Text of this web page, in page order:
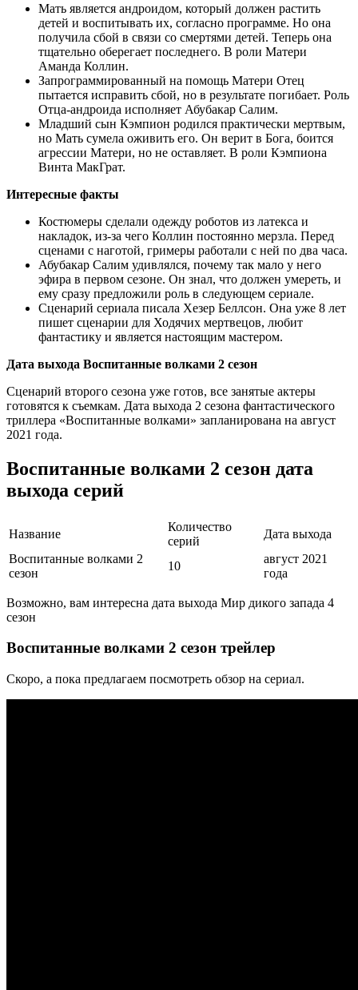
Мать является андроидом, который должен растить
детей и воспитывать их, согласно программе. Но она
получила сбой в связи со смертями детей. Теперь она
тщательно оберегает последнего. В роли Матери
Аманда Коллин.
Запрограммированный на помощь Матери Отец
пытается исправить сбой, но в результате погибает. Роль
Отца-андроида исполняет Абубакар Салим.
Младший сын Кэмпион родился практически мертвым,
но Мать сумела оживить его. Он верит в Бога, боится
агрессии Матери, но не оставляет. В роли Кэмпиона
Винта МакГрат.
Интересные факты
Костюмеры сделали одежду роботов из латекса и
накладок, из-за чего Коллин постоянно мерзла. Перед
сценами с наготой, гримеры работали с ней по два часа.
Абубакар Салим удивлялся, почему так мало у него
эфира в первом сезоне. Он знал, что должен умереть, и
ему сразу предложили роль в следующем сериале.
Сценарий сериала писала Хезер Беллсон. Она уже 8 лет
пишет сценарии для Ходячих мертвецов, любит
фантастику и является настоящим мастером.
Дата выхода Воспитанные волками 2 сезон
Сценарий второго сезона уже готов, все занятые актеры
готовятся к съемкам. Дата выхода 2 сезона фантастического
триллера «Воспитанные волками» запланирована на август
2021 года.
Воспитанные волками 2 сезон дата
выхода серий
Название
Количество
серий
Дата выхода
Воспитанные волками 2
сезон
10
август 2021
года
Возможно, вам интересна дата выхода Мир дикого запада 4
сезон
Воспитанные волками 2 сезон трейлер
Скоро, а пока предлагаем посмотреть обзор на сериал.